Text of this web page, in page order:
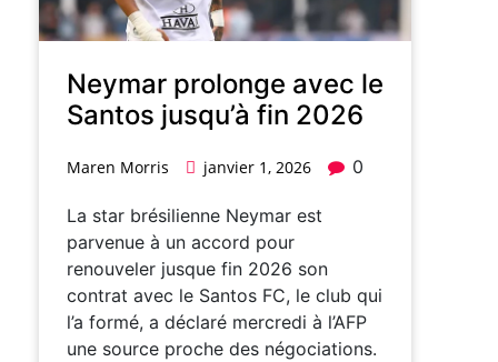
Neymar prolonge avec le
Santos jusqu’à fin 2026
Maren Morris janvier 1, 2026 0
La star brésilienne Neymar est
parvenue à un accord pour
renouveler jusque fin 2026 son
contrat avec le Santos FC, le club qui
l’a formé, a déclaré mercredi à l’AFP
une source proche des négociations.